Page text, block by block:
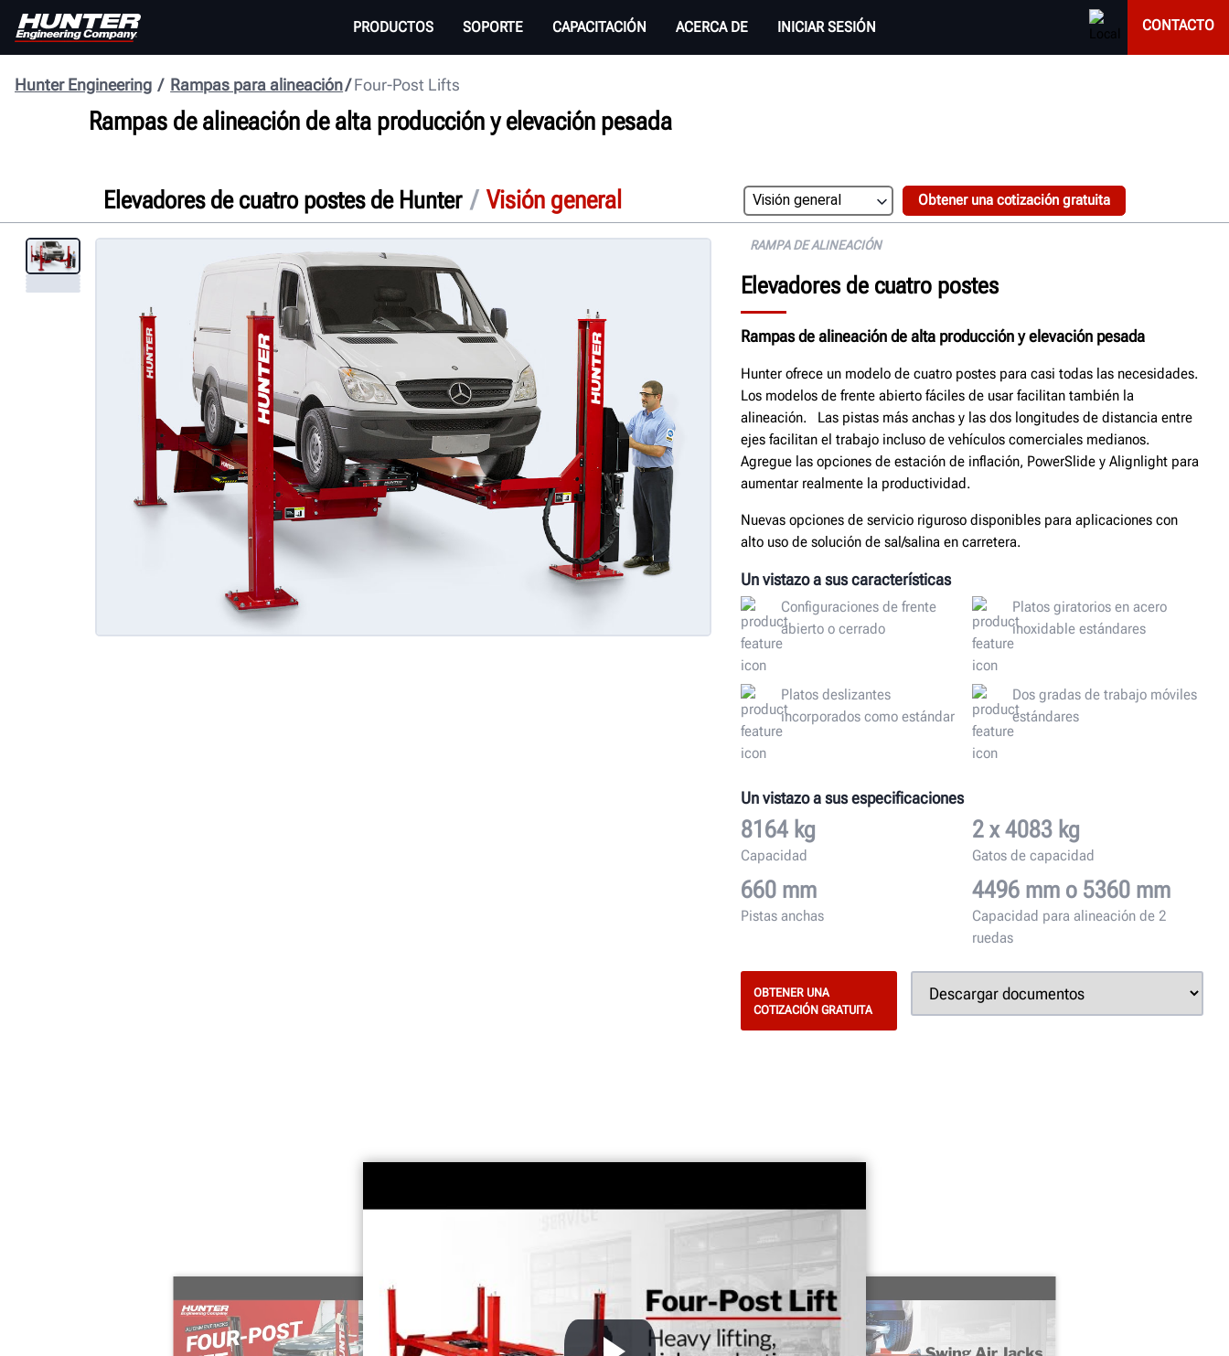
PRODUCTOS SOPORTE CAPACITACIÓN ACERCA DE INICIAR SESIÓN CONTACTO
Four-Post Lifts
Rampas para alineación
Hunter Engineering
Rampas de alineación de alta producción y elevación pesada
Elevadores de cuatro postes de Hunter / Visión general Obtener una cotización gratuita
RAMPA DE ALINEACIÓN
Elevadores de cuatro postes
Rampas de alineación de alta producción y elevación pesada
Hunter ofrece un modelo de cuatro postes para casi todas las necesidades.
Los modelos de frente abierto fáciles de usar facilitan también la
alineación. Las pistas más anchas y las dos longitudes de distancia entre
ejes facilitan el trabajo incluso de vehículos comerciales medianos.
Agregue las opciones de estación de inflación, PowerSlide y Alignlight para
aumentar realmente la productividad.
Nuevas opciones de servicio riguroso disponibles para aplicaciones con
alto uso de solución de sal/salina en carretera.
Un vistazo a sus características
Configuraciones de frente
abierto o cerrado
Platos giratorios en acero
inoxidable estándares
Platos deslizantes
incorporados como estándar
Dos gradas de trabajo móviles
estándares
Un vistazo a sus especificaciones
8164 kg
Capacidad
2 x 4083 kg
Gatos de capacidad
660 mm
Pistas anchas
4496 mm o 5360 mm
Capacidad para alineación de 2
ruedas
OBTENER UNA
COTIZACIÓN GRATUITA